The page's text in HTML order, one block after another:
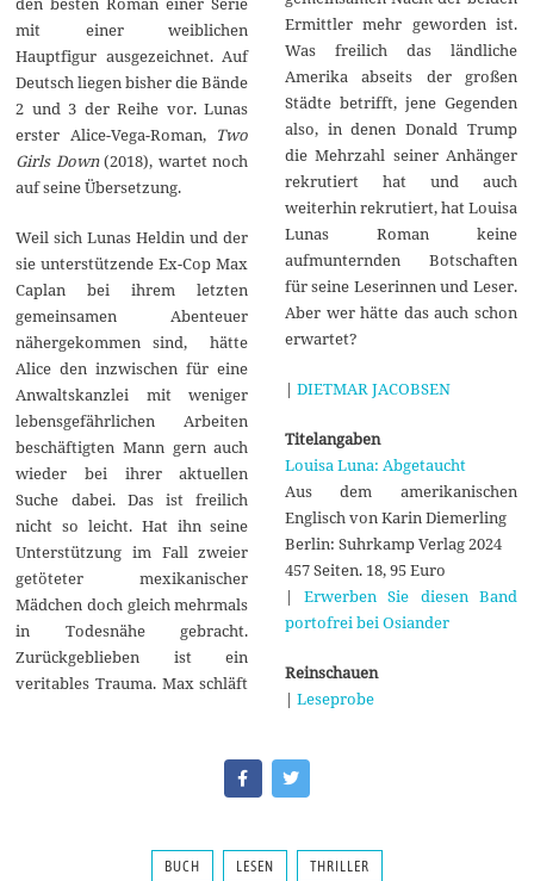
mit einer weiblichen
Hauptfigur ausgezeichnet. Auf
Deutsch liegen bisher die Bände
2 und 3 der Reihe vor. Lunas
erster Alice-Vega-Roman, Two
Girls Down(2018), wartet noch
auf seine Übersetzung.
Weil sich Lunas Heldin und der
sie unterstützende Ex-Cop Max
Caplan bei ihrem letzten
gemeinsamen Abenteuer
nähergekommen sind, hätte
Alice den inzwischen für eine
Anwaltskanzlei mit weniger
lebensgefährlichen Arbeiten
beschäftigten Mann gern auch
wieder bei ihrer aktuellen
Suche dabei. Das ist freilich
nicht so leicht. Hat ihn seine
Unterstützung im Fall zweier
getöteter mexikanischer
Mädchen doch gleich mehrmals
in Todesnähe gebracht.
Zurückgeblieben ist ein
veritables Trauma. Max schläft
Ermittler mehr geworden ist.
Was freilich das ländliche
Amerika abseits der großen
Städte betrifft, jene Gegenden
also, in denen Donald Trump
die Mehrzahl seiner Anhänger
rekrutiert hat und auch
weiterhin rekrutiert, hat Louisa
Lunas Roman keine
aufmunternden Botschaften
für seine Leserinnen und Leser.
Aber wer hätte das auch schon
erwartet?
| DIETMAR JACOBSEN
Titelangaben
Louisa Luna: Abgetaucht
Aus dem amerikanischen
Englisch von Karin Diemerling
Berlin: Suhrkamp Verlag 2024
457 Seiten. 18, 95 Euro
| Erwerben Sie diesen Band
portofrei bei Osiander
Reinschauen
| Leseprobe
BUCH LESEN THRILLER